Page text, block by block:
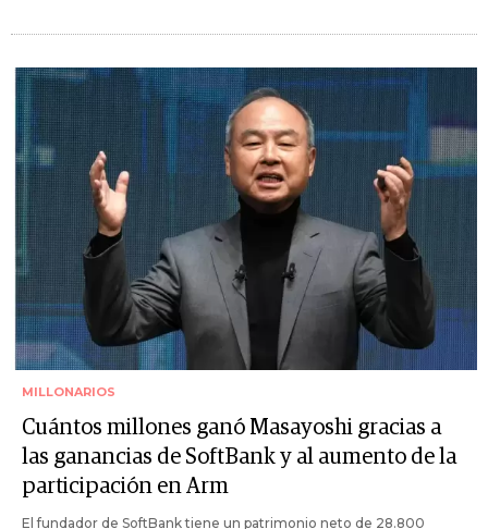
MILLONARIOS
Cuántos millones ganó Masayoshi gracias a
las ganancias de SoftBank y al aumento de la
participación en Arm
El fundador de SoftBank tiene un patrimonio neto de 28.800